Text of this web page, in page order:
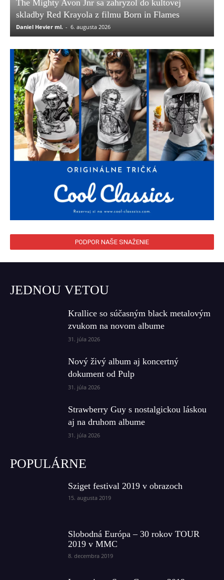
The Mighty Avon Jnr sa zahryzol do kultovej
skladby Red Krayola z filmu Born in Flames
Daniel Hevier ml. - 6. augusta 2026
PODPOR NAŠE SNAŽENIE
JEDNOU VETOU
Krallice so súčasným black metalovým
zvukom na novom albume
31. júla 2026
Nový živý album aj koncertný
dokument od Pulp
31. júla 2026
Strawberry Guy s nostalgickou láskou
aj na druhom albume
31. júla 2026
POPULÁRNE
Sziget festival 2019 v obrazoch
15. augusta 2019
Slobodná Európa – 30 rokov TOUR
2019 v MMC
8. decembra 2019